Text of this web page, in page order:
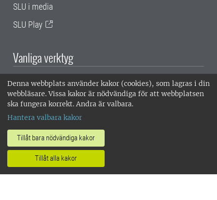
Denna webbplats använder kakor (cookies), som lagras i din
webbläsare. Vissa kakor är nödvändiga för att webbplatsen
ska fungera korrekt. Andra är valbara.
Hantera valbara kakor
Tillåt bara nödvändiga kakor
Tillåt alla kakor
SLU i media
SLU Play
Vanliga verktyg
Proceedo (beställningar, fakturor)
Primula (ledighet, sjukanmälan, lönespec m.m.)
Webbmejl
ReachMee
Edusign
Protokoll och beslutslistor